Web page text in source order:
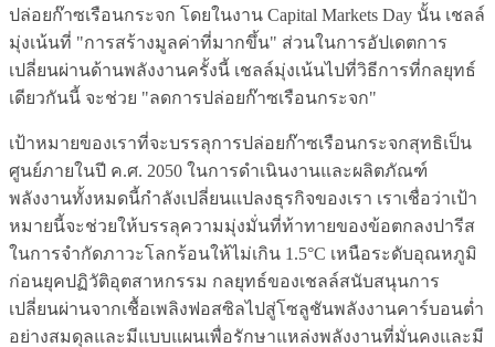
ปล่อยก๊าซเรือนกระจก โดยในงาน Capital Markets Day นั้น เชลล์
มุ่งเน้นที่ "การสร้างมูลค่าที่มากขึ้น" ส่วนในการอัปเดตการ
เปลี่ยนผ่านด้านพลังงานครั้งนี้ เชลล์มุ่งเน้นไปที่วิธีการที่กลยุทธ์
เดียวกันนี้ จะช่วย "ลดการปล่อยก๊าซเรือนกระจก"
เป้าหมายของเราที่จะบรรลุการปล่อยก๊าซเรือนกระจกสุทธิเป็น
ศูนย์ภายในปี ค.ศ. 2050 ในการดําเนินงานและผลิตภัณฑ์
พลังงานทั้งหมดนี้กำลังเปลี่ยนแปลงธุรกิจของเรา เราเชื่อว่าเป้า
หมายนี้จะช่วยให้บรรลุความมุ่งมั่นที่ท้าทายของข้อตกลงปารีส
ในการจํากัดภาวะโลกร้อนให้ไม่เกิน 1.5°C เหนือระดับอุณหภูมิ
ก่อนยุคปฏิวัติอุตสาหกรรม กลยุทธ์ของเชลล์สนับสนุนการ
เปลี่ยนผ่านจากเชื้อเพลิงฟอสซิลไปสู่โซลูชันพลังงานคาร์บอนต่ำ
อย่างสมดุลและมีแบบแผนเพื่อรักษาแหล่งพลังงานที่มั่นคงและมี